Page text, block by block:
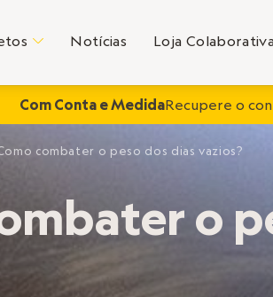
C Notícias Loja Colaborativa
Com Conta e MedidaRecupere o
o
combater o peso dos dias vazios?